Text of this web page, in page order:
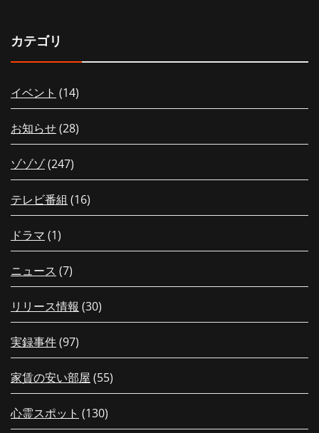
カテゴリ
イベント (14)
お知らせ(28)
ゾゾゾ(247)
テレビ番組 (16)
ドラマ (1)
ニュース (7)
リリース情報 (30)
実録事件(97)
家賃の安い部屋 (55)
心霊スポット (130)